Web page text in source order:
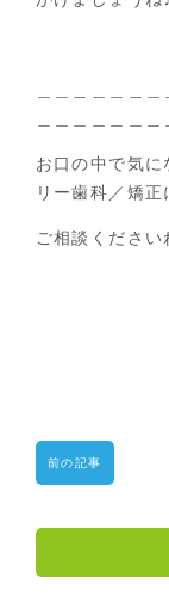
お口の中で気に
リー歯科／矯正
ご相談ください
前の記事